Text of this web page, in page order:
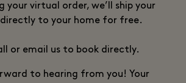
your virtual order, we’ll ship your
directly to your home for free.
or email us to book directly.
to hearing from you! Your